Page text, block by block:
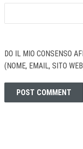
DO IL MIO CONSENSO
(NOME, EMAIL, SITO